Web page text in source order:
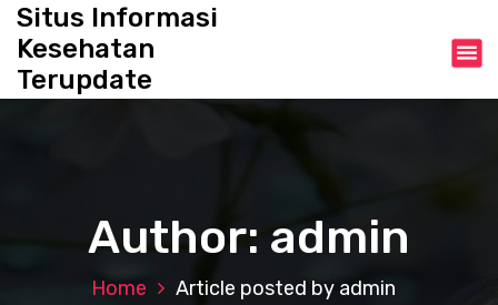
Situs Informasi
Kesehatan
Terupdate
Author: admin
Home Article posted by admin